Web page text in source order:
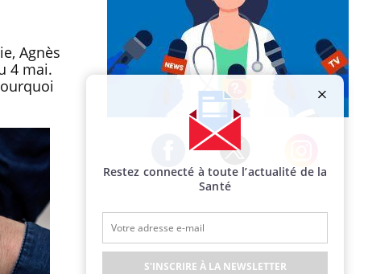
Agnès
4 mai.
Facebook Twitter Instagram
Restez connecté à toute l’actualité de la
Santé
S'INSCRIRE À LA NEWSLETTER